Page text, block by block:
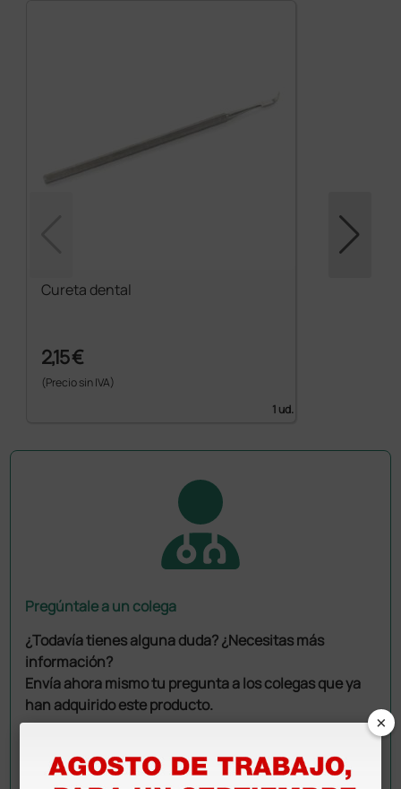
Cureta dental
2,15 €
(Precio sin IVA)
1 ud.
Pregúntale a un colega
¿Todavía tienes alguna duda? ¿Necesitas más
información?
Envía ahora mismo tu pregunta a los colegas que ya
han adquirido este producto.
×